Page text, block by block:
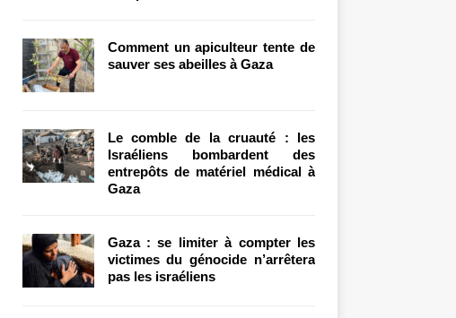
Comment un apiculteur tente de
sauver ses abeilles à Gaza
Le comble de la cruauté : les
Israéliens bombardent des
entrepôts de matériel médical à
Gaza
Gaza : se limiter à compter les
victimes du génocide n’arrêtera
pas les israéliens